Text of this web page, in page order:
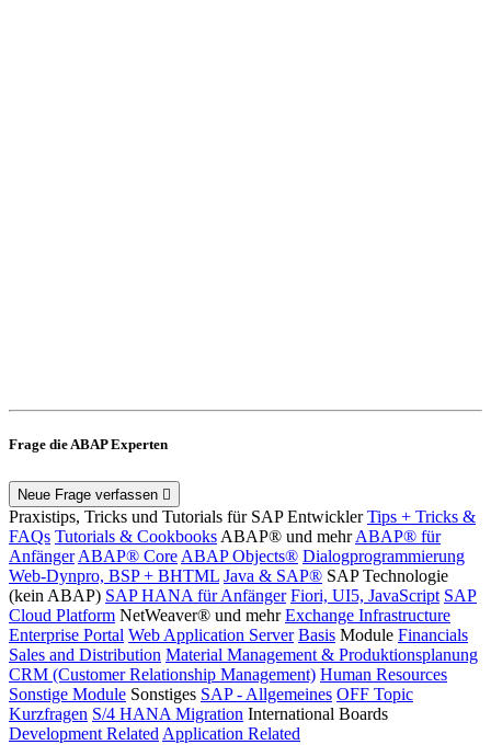
Frage die ABAP Experten
Neue Frage verfassen
Praxistips, Tricks und Tutorials für SAP Entwickler Tips + Tricks &
FAQs Tutorials & CookbooksABAP® und mehrABAP® für
AnfängerABAP® CoreABAP Objects® Dialogprogrammierung
Web-Dynpro, BSP + BHTML Java & SAP® SAP Technologie
(kein ABAP) SAP HANA für Anfänger Fiori, UI5, JavaScript SAP
Cloud Platform NetWeaver® und mehr Exchange Infrastructure
Enterprise Portal Web Application Server Basis Module Financials
Sales and Distribution Material Management & Produktionsplanung
CRM (Customer Relationship Management) Human Resources
Sonstige Module Sonstiges SAP - Allgemeines OFF Topic
Kurzfragen S/4 HANA Migration International Boards
Development RelatedApplication Related